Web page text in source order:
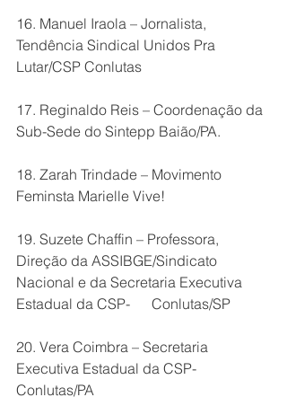
16. Manuel Iraola – Jornalista,
Tendência Sindical Unidos Pra
Lutar/CSP Conlutas
17. Reginaldo Reis – Coordenação da
Sub-Sede do Sintepp Baião/PA.
18. Zarah Trindade – Movimento
Feminsta Marielle Vive!
19. Suzete Chaffin – Professora,
Direção da ASSIBGE/Sindicato
Nacional e da Secretaria Executiva
Estadual da CSP-      Conlutas/SP
20. Vera Coimbra – Secretaria
Executiva Estadual da CSP-
Conlutas/PA